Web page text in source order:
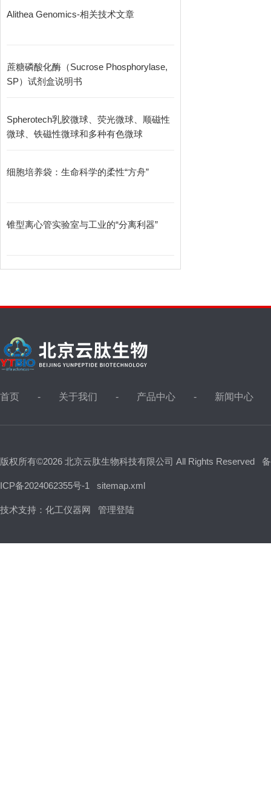
Alithea Genomics-相关技术文章
蔗糖磷酸化酶（Sucrose Phosphorylase,
SP）试剂盒说明书
Spherotech乳胶微球、荧光微球、顺磁性
微球、铁磁性微球和多种有色微球
细胞培养袋：生命科学的柔性“方舟”
锥型离心管实验室与工业的“分离利器”
首页 关于我们 产品中心 新闻中心
版权所有©2026 北京云肽生物科技有限公司 All Rights Reserved
ICP备2024062355号-1 sitemap.xml
技术支持： 化工仪器网 管理登陆